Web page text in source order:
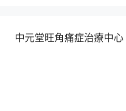
中元堂旺角痛症治療中心